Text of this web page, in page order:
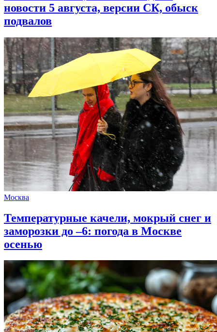
новости 5 августа, версии СК, обыск
подвалов
Москва
Температурные качели, мокрый снег и
заморозки до –6: погода в Москве
осенью